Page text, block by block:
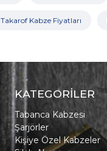
Takarof Kabze Fiyatları
KATEGORİLER
Tabanca Kabzesi
Şarjörler
Kişiye Özel Kabzeler